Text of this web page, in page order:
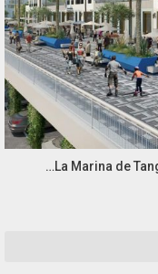
La Marina de